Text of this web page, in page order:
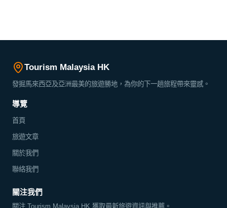
Tourism Malaysia HK
發掘馬來西亞及亞洲最美的旅遊勝地，為你的下一趟旅程帶來靈感。
導覽
首頁
旅遊文章
關於我們
聯絡我們
關注我們
關注 Tourism Malaysia HK 獲取最新旅遊資訊與推薦。